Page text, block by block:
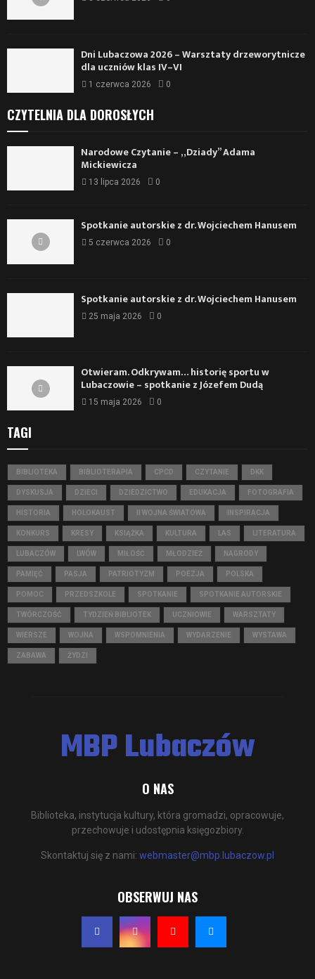
Dni Lubaczowa 2026 – Warsztaty drzeworytnicze
dla uczniów klas IV–VI
1 czerwca 2026 0
CZYTELNIA DLA DOROSŁYCH
Narodowe Czytanie – „Dziady” Adama
Mickiewicza
13 lipca 2026 0
Spotkanie autorskie z dr. Wojciechem Hanusem
5 czerwca 2026 0
Spotkanie autorskie z dr. Wojciechem Hanusem
25 maja 2026 0
Otwieram. Odkrywam… historię sportu w
Lubaczowie – spotkanie z Józefem Dudą
15 maja 2026 0
TAGI
BIBLIOTEKA BIBLIOTERAPIA CPCD CZYTANIE DKK
DYSKUSJA DZIECI DZIEDZICTWO EDUKACJA FOTOGRAFIA
HISTORIA HOLOKAUST II WOJNA ŚWIATOWA INSPIRACJA
KONKURS KRESY KSIĄŻKA KULTURA LAS LITERATURA
LUBACZÓW LWÓW MIŁOŚĆ MŁODZIEŻ NAGRODY
PAMIĘĆ PASJA PATRIOTYZM POEZJA POLSKA
POMOC PRZEDSZKOLE SPOTKANIE SPOTKANIE AUTORSKIE
TWÓRCZOŚĆ TYDZIEŃ BIBLIOTEK UCZNIOWIE WARSZTATY
WIERSZE WOJNA WSPOMNIENIA WYDARZENIE WYSTAWA
ZABAWA ŻYDZI
MBP Lubaczów
O NAS
Biblioteka, instytucja kultury, która gromadzi, opracowuje,
przechowuje i udostępnia księgozbiory.
Skontaktuj się z nami: webmaster@mbp.lubaczow.pl
OBSERWUJ NAS